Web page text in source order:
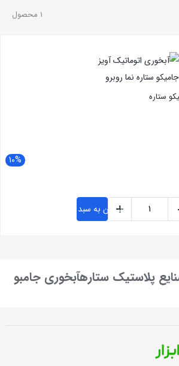
1 محصول
ستاره
10%
+
افزودن به سبد خرید
پلاستیک ستارهآبخوری جامبو